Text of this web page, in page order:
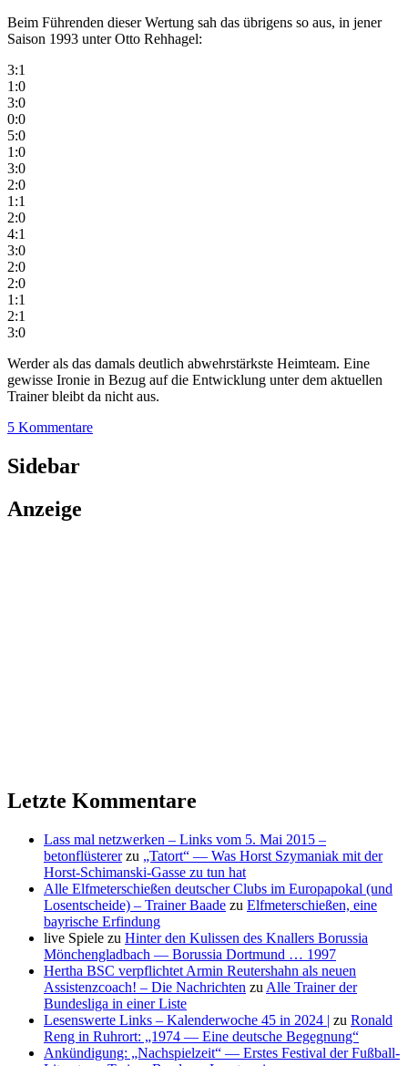
Beim Führenden dieser Wertung sah das übrigens so aus, in jener
Saison 1993 unter Otto Rehhagel:
3:1
1:0
3:0
0:0
5:0
1:0
3:0
2:0
1:1
2:0
4:1
3:0
2:0
2:0
1:1
2:1
3:0
Werder als das damals deutlich abwehrstärkste Heimteam. Eine
gewisse Ironie in Bezug auf die Entwicklung unter dem aktuellen
Trainer bleibt da nicht aus.
5 Kommentare
Sidebar
Anzeige
Letzte Kommentare
Lass mal netzwerken – Links vom 5. Mai 2015 –
betonflüstererzu „Tatort“ — Was Horst Szymaniak mit der
Horst-Schimanski-Gasse zu tun hat
Alle Elfmeterschießen deutscher Clubs im Europapokal (und
Losentscheide) – Trainer Baade zu Elfmeterschießen, eine
bayrische Erfindung
live Spiele zu Hinter den Kulissen des Knallers Borussia
Mönchengladbach — Borussia Dortmund … 1997
Hertha BSC verpflichtet Armin Reutershahn als neuen
Assistenzcoach! – Die Nachrichten zu Alle Trainer der
Bundesliga in einer Liste
Lesenswerte Links – Kalenderwoche 45 in 2024 | zu Ronald
Reng in Ruhrort: „1974 — Eine deutsche Begegnung“
Ankündigung: „Nachspielzeit“ — Erstes Festival der Fußball-